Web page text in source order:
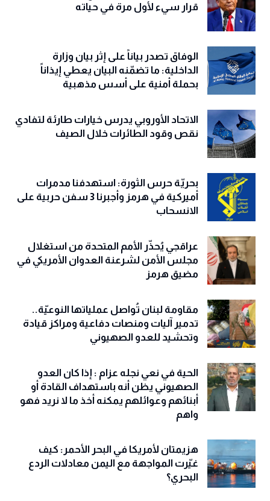
قرار سيء لأول مرة في حياته
الوفاق تصدر بياناً على إثر بيان وزارة
الداخلية: ما تضمّنه البيان يعطي إيذاناً
بحملة أمنية على أسس مذهبية
الاتحاد الأوروبي يدرس خيارات طارئة لتفادي
نقص وقود الطائرات خلال الصيف
بحريّة حرس الثورة: استهدفنا مدمرات
أميركية في هرمز وأجبرنا 3 سفن حربية على
الانسحاب
عراقجي يُحذّر الأمم المتحدة من استغلال
مجلس الأمن لشرعنة العدوان الأمريكي في
مضيق هرمز
مقاومة لبنان تُواصل عملياتها النوعيّة..
تدمير آليات ومنصات دفاعية ومراكز قيادة
وتحشيد للعدو الصهيوني
الحية في نعي نجله عزام : إذا كان العدو
الصهيوني يظن أنه باستهداف القادة أو
أبنائهم وعوائلهم يمكنه أخذ ما لا نريد فهو
واهم
هزيمتان لأمريكا في البحر الأحمر: كيف
غيّرت المواجهة مع اليمن معادلات الردع
البحري؟